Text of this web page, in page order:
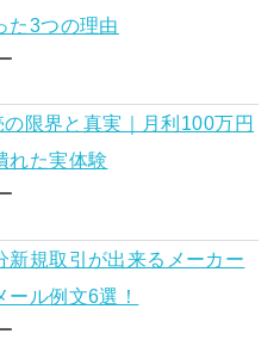
た3つの理由
限界と真実｜月利100万円
れた実体験
新規取引が出来るメーカー
ール例文6選！